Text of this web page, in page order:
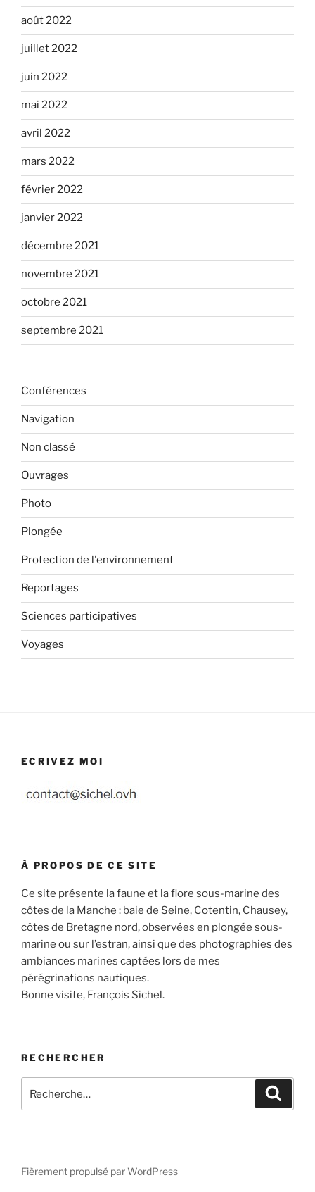
août 2022
juillet 2022
juin 2022
mai 2022
avril 2022
mars 2022
février 2022
janvier 2022
décembre 2021
novembre 2021
octobre 2021
septembre 2021
Conférences
Navigation
Non classé
Ouvrages
Photo
Plongée
Protection de l'environnement
Reportages
Sciences participatives
Voyages
ECRIVEZ MOI
À PROPOS DE CE SITE
Ce site présente la faune et la flore sous-marine des
côtes de la Manche : baie de Seine, Cotentin, Chausey,
côtes de Bretagne nord, observées en plongée sous-
marine ou sur l’estran, ainsi que des photographies des
ambiances marines captées lors de mes
pérégrinations nautiques.
Bonne visite, François Sichel.
RECHERCHER
pour
Fièrement propulsé par WordPress